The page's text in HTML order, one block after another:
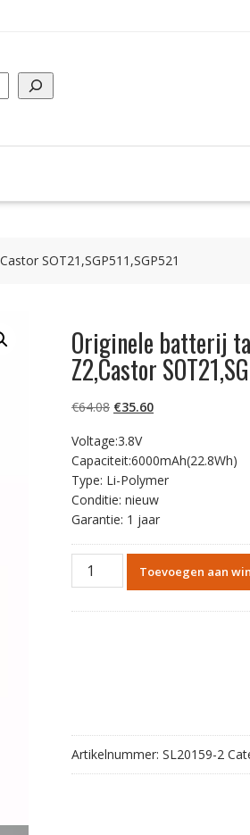
SOT21,SGP511,SGP521
Originele batterij
Z2,Castor
€64.08 Oorspronkelijke
was:
€64.08.
€35.60Huidige
€35.60.
Voltage:3.8V
Capaciteit:6000mAh(22.8Wh)
Type: Li-Polymer
Conditie: nieuw
Garantie: 1 jaar
Originele
batterij
SOT21,SGP511,SGP521
aantal
Toevoegen aan
Artikelnummer: SL20159-2